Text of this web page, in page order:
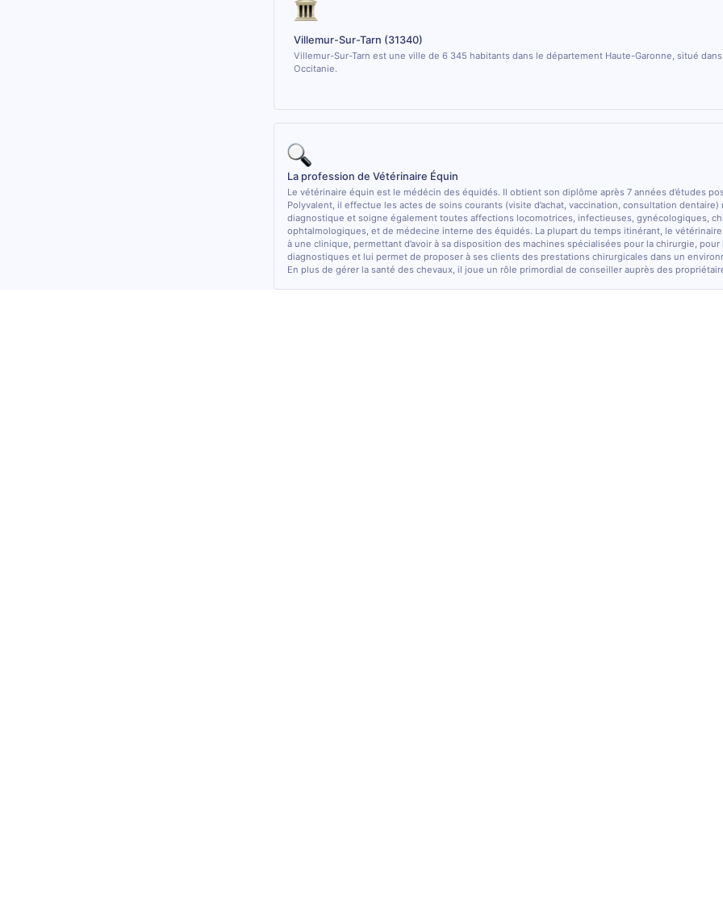
Villemur-Sur-Tarn (31340)
Villemur-Sur-Tarn est une ville de 6 345 habitants dans le département Haute-Garonne, situé
Occitanie.
La profession de Vétérinaire Équin
Le vétérinaire équin est le médécin des équidés. Il obtient son diplôme après 7 années d’études
Polyvalent, il effectue les actes de soins courants (visite d’achat, vaccination, consultation dentaire)
diagnostique et soigne également toutes affections locomotrices, infectieuses, gynécologiques,
ophtalmologiques, et de médecine interne des équidés. La plupart du temps itinérant, le
à une clinique, permettant d’avoir à sa disposition des machines spécialisées pour la chirurgie,
diagnostiques et lui permet de proposer à ses clients des prestations chirurgicales dans un
En plus de gérer la santé des chevaux, il joue un rôle primordial de conseiller auprès des